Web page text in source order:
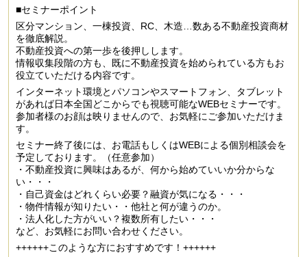
■セミナーポイント
区分マンション、一棟投資、RC、木造…数ある不動産投資商材
を徹底解説。
不動産投資への第一歩を後押しします。
情報収集段階の方も、既に不動産投資を始められている方もお
役立ていただける内容です。
インターネット環境とパソコンやスマートフォン、タブレット
があれば日本全国どこからでも視聴可能なWEBセミナーです。
参加者様のお顔は映りませんので、お気軽にご参加いただけま
す。
セミナー終了後には、お電話もしくはWEBによる個別相談会を
予定しております。（任意参加）
・不動産投資に興味はあるが、何から始めていいか分からな
い・・・
・自己資金はどれくらい必要？融資が気になる・・・
・物件情報が知りたい・・他社と何が違うのか。
・法人化した方がいい？複数所有したい・・・
など、お気軽にお問い合わせください。
++++++このような方におすすめです！++++++